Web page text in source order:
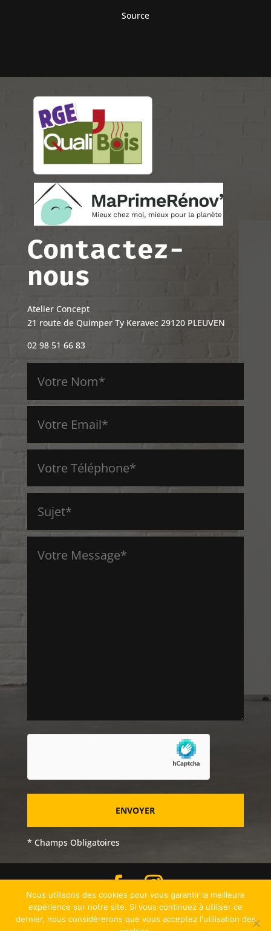
Source
Contactez-
nous
Atelier Concept
21 route de Quimper Ty Keravec 29120 PLEUVEN
02 98 51 66 83
* Champs Obligatoires
Nous utilisons des cookies pour vous garantir la meilleure
expérience sur notre site. Si vous continuez à utiliser ce
dernier, nous considérerons que vous acceptez l'utilisation des